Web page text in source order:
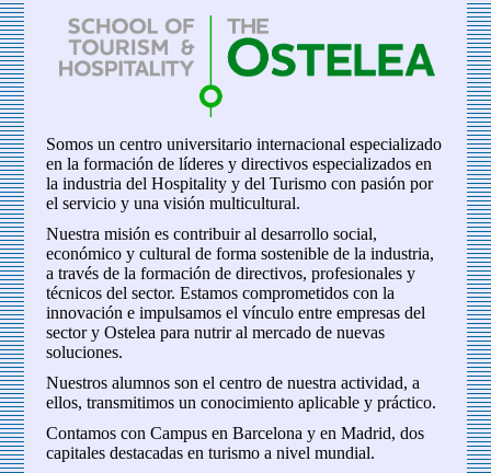
Somos un centro universitario internacional especializado
en la formación de líderes y directivos especializados en
la industria del Hospitality y del Turismo con pasión por
el servicio y una visión multicultural.
Nuestra misión es contribuir al desarrollo social,
económico y cultural de forma sostenible de la industria,
a través de la formación de directivos, profesionales y
técnicos del sector. Estamos comprometidos con la
innovación e impulsamos el vínculo entre empresas del
sector y Ostelea para nutrir al mercado de nuevas
soluciones.
Nuestros alumnos son el centro de nuestra actividad, a
ellos, transmitimos un conocimiento aplicable y práctico.
Contamos con Campus en Barcelona y en Madrid, dos
capitales destacadas en turismo a nivel mundial.